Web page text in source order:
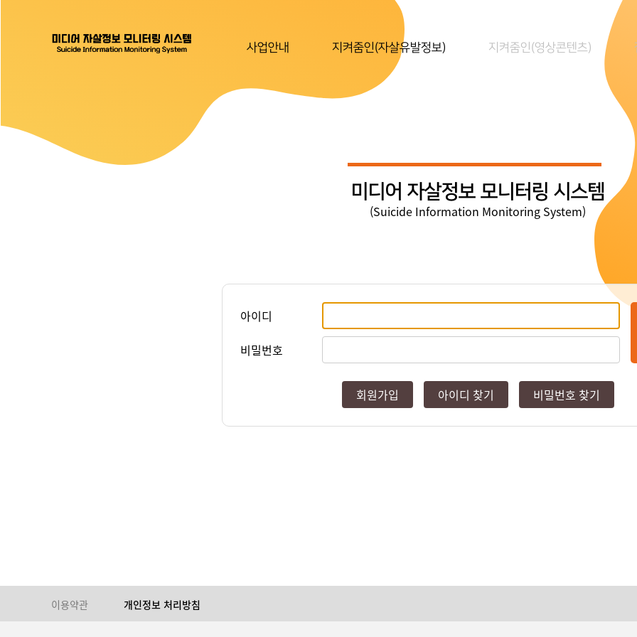
사업안내 지켜줌인(자살유발정보) 지켜줌인(영상콘텐츠)
미디어 자살정보 모니터링 시스템
(Suicide Information Monitoring System)
아이디
비밀번호
회원가입 아이디 찾기 비밀번호 찾기
이용약관 개인정보 처리방침